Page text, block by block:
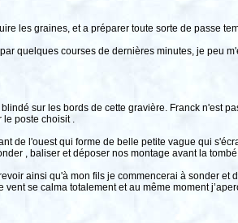
les graines, et a préparer toute sorte de passe
quelques courses de dernières minutes, je peu
sur les bords de cette gravière. Franck n'est
poste choisit .
de l'ouest qui forme de belle petite vague qui
, baliser et déposer nos montage avant la
ainsi qu'à mon fils je commencerai à sonder et
se calma totalement et au même moment